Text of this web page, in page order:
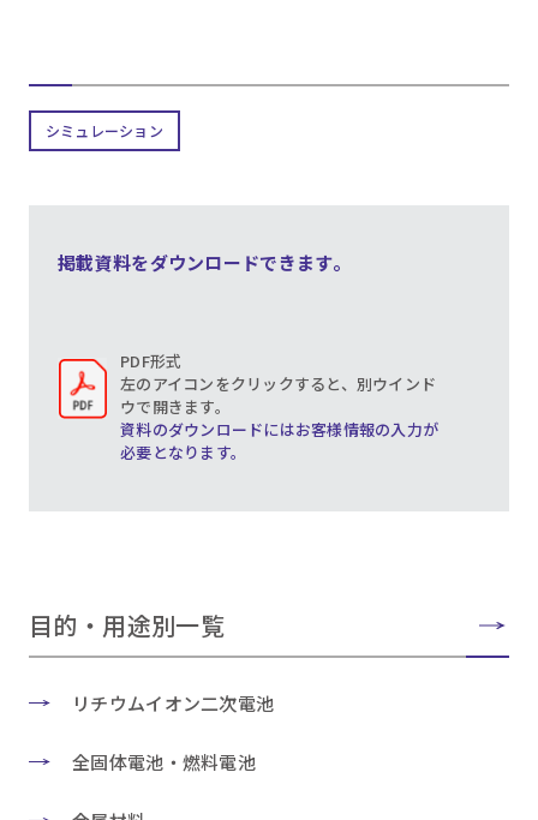
シミュレーション
掲載資料をダウンロードできます。
PDF形式
左のアイコンをクリックすると、別ウインド
ウで開きます。
資料のダウンロードにはお客様情報の入力が
必要となります。
目的・用途別一覧
リチウムイオン二次電池
全固体電池・燃料電池